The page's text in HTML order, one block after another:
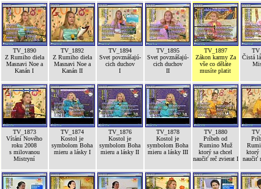
TV_1890
Z Rumiho diela
Masnavi Noe a
Kanán I
TV_1892
Z Rumiho diela
Masnavi Noe a
Kanán II
TV_1894
Svet povznášajú-
cich duchov
I
TV_1895
Svet povznášajú-
cich duchov
II
TV_1897
Zákon karmy Za
vše co děláte
musíte platit
Čistá
TV_1873
Vítání Nového
roku 2008
s milovanou
Mistryní
TV_1874
Kostol je
symbolom Boha
mieru a lásky I
TV_1876
Kostol je
symbolom Boha
mieru a lásky II
TV_1878
Kostol je
symbolom Boha
mieru a lásky III
TV_1880
Príbeh od
Rumino Muž
ktorý sa chcel
naučiť reč zvierat I
ktorý
naučiť